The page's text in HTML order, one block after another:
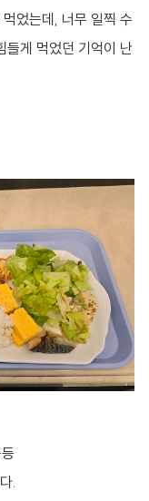
었는데, 너무 일찍 수
들게 먹었던 기억이 난
.